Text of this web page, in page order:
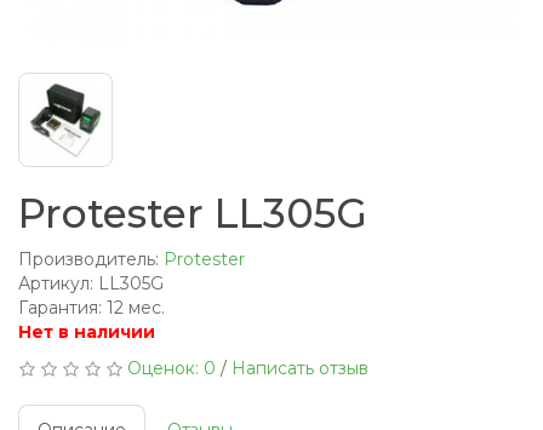
Protester LL305G
Производитель: Protester
Артикул: LL305G
Гарантия: 12 мес.
Нет в наличии
Оценок: 0 / Написать отзыв